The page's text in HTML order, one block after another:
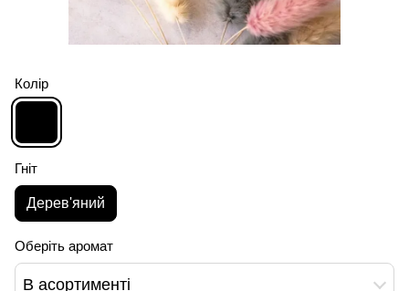
Колір
Гніт
Дерев'яний
Оберіть аромат
В асортименті